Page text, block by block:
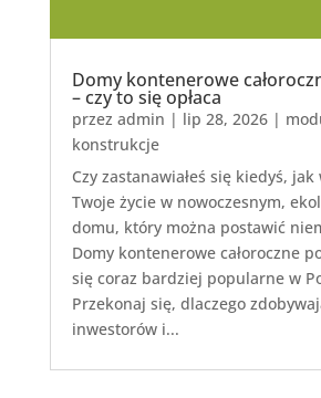
Domy kontenerowe
– czy to się opłaca
przez admin | lip 28, 2026|
konstrukcje
Czy zastanawiałeś się kiedyś, jak
Twoje życie w nowoczesnym,
domu, który można postawić
Domy kontenerowe całoroczne
się coraz bardziej popularne w
Przekonaj się, dlaczego
inwestorów i...